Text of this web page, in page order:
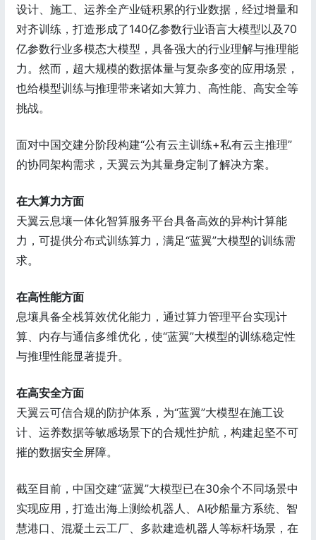
设计、施工、运养全产业链积累的行业数据，经过增量和
对齐训练，打造形成了140亿参数行业语言大模型以及70
亿参数行业多模态大模型，具备强大的行业理解与推理能
力。然而，超大规模的数据体量与复杂多变的应用场景，
也给模型训练与推理带来诸如大算力、高性能、高安全等
挑战。
面对中国交建分阶段构建“公有云主训练+私有云主推理”
的协同架构需求，天翼云为其量身定制了解决方案。
在大算力方面
天翼云息壤一体化智算服务平台具备高效的异构计算能
力，可提供分布式训练算力，满足“蓝翼”大模型的训练需
求。
在高性能方面
息壤具备全栈算效优化能力，通过算力管理平台实现计
算、内存与通信多维优化，使“蓝翼”大模型的训练稳定性
与推理性能显著提升。
在高安全方面
天翼云可信合规的防护体系，为“蓝翼”大模型在施工设
计、运养数据等敏感场景下的合规性护航，构建起坚不可
摧的数据安全屏障。
截至目前，中国交建“蓝翼”大模型已在30余个不同场景中
实现应用，打造出海上测绘机器人、AI砂船量方系统、智
慧港口、混凝土云工厂、多款建造机器人等标杆场景，在